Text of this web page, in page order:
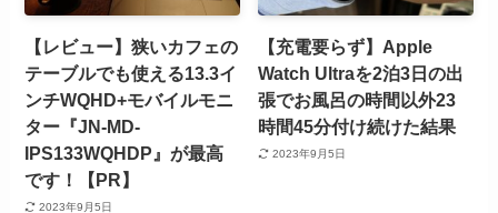
【レビュー】狭いカフェの
テーブルでも使える13.3イ
ンチWQHD+モバイルモニ
ター『JN-MD-
IPS133WQHDP』が最高
です！【PR】
2023年9月5日
【充電要らず】Apple
Watch Ultraを2泊3日の出
張でお風呂の時間以外23
時間45分付け続けた結果
2023年9月5日